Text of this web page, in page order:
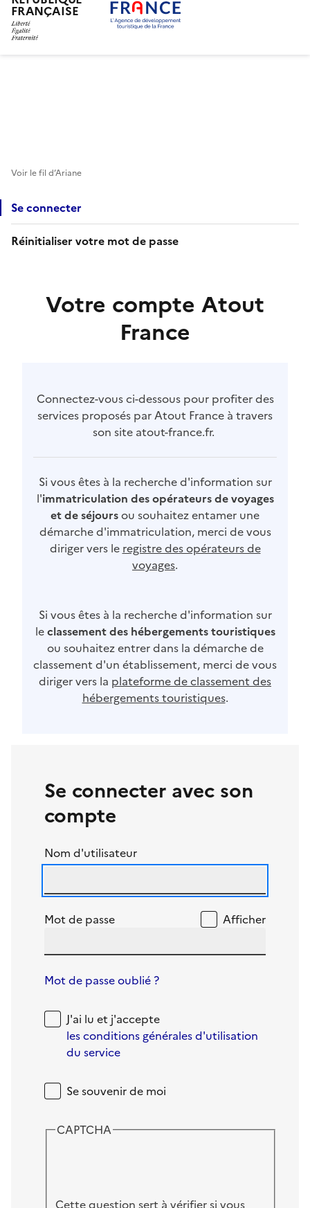
FRANÇAISE
Voir le fil d’Ariane
Se connecter
Réinitialiser votre mot de passe
Votre compte Atout
France
Connectez-vous ci-dessous pour profiter des
services proposés par Atout France à travers
son site atout-france.fr.
Si vous êtes à la recherche d'information sur
l'immatriculation des opérateurs de voyages
et de séjoursou souhaitez entamer une
démarche d'immatriculation, merci de vous
diriger vers le registre des opérateurs de
voyages.
Si vous êtes à la recherche d'information sur
leclassement des hébergements touristiques
ou souhaitez entrer dans la démarche de
classement d'un établissement, merci de vous
diriger vers la plateforme de classement des
hébergements touristiques.
Se connecter avec son
compte
Nom d'utilisateur
Mot de passe Afficher
Mot de passe oublié ?
J'ai lu et j'accepte
les conditions générales d'utilisation
du service
Se souvenir de moi
CAPTCHA
Cette question sert à vérifier si vous